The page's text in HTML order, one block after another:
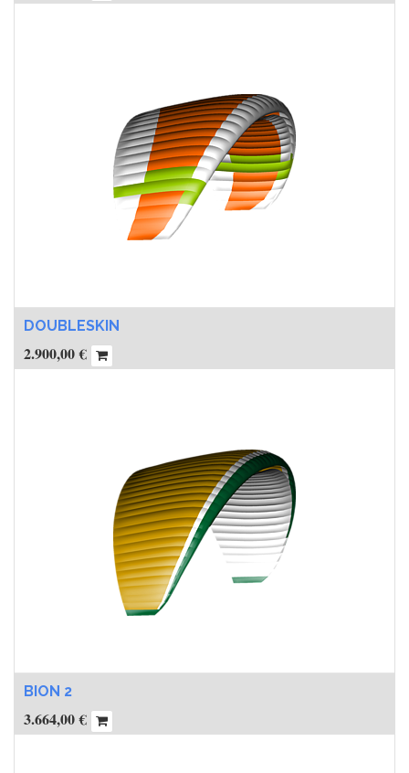
DOUBLESKIN
2.900,00€
BION 2
3.664,00€